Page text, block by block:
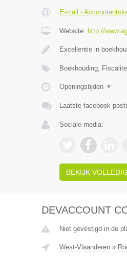
E-mail ›
Website: http://
Excellentie in
Boekhouding,
Openingstijden ▼
Laatste facebook
Sociale media:
BEKIJK
DEVACCOUNT
Niet gevestigd in de
West-Vlaanderen»